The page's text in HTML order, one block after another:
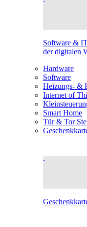
Software &
der digitalen
Hardware
Software
Heizungs- &
Internet of
Smart Home
Tür & Tor